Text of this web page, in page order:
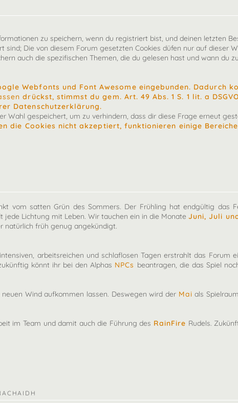
zu speichern, wenn du registriert bist, und deinen letzten
sind; Die von diesem Forum gesetzten Cookies düfen nur auf dieser
auch die spezifischen Themen, die du gelesen hast und wann du
Webfonts und Font Awesome eingebunden. Dadurch
drückst, stimmst du gem. Art. 49 Abs. 1 S. 1 lit. a
Datenschutzerklärung.
Wahl gespeichert, um zu verhindern, dass dir diese Frage erneut
die Cookies nicht akzeptiert, funktionieren einige
vom satten Grün des Sommers. Der Frühling hat endgültig das
Lichtung mit Leben. Wir tauchen ein in die Monate Juni, Juli
natürlich früh genug angekündigt.
arbeitsreichen und schlaflosen Tagen erstrahlt das Forum
könnt ihr bei den Alphas NPCs beantragen, die das Spiel
Wind aufkommen lassen. Deswegen wird der Mai als
im Team und damit auch die Führung des RainFire Rudels.